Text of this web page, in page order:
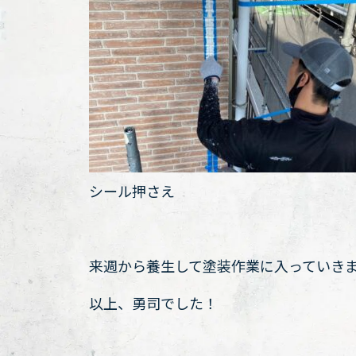
シール押さえ
来週から養生して塗装作業に入っていき
以上、勇司でした！